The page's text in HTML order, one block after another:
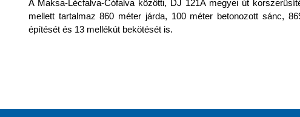
A Maksa-Lécfalva-Cófalva közötti, DJ 121A megyei út
mellett tartalmaz 860 méter járda, 100 méter betonozott sánc,
építését és 13 mellékút bekötését is.